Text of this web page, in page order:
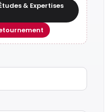
& Expertises